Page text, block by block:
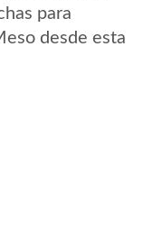
para
desde esta